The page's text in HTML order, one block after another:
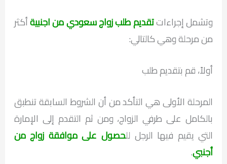
وتشمل إجراءاتتقديم طلب زواج سعودي من اجنبيةأكثر
من مرحلة وهي كالتالي:
أولاً، قم بتقديم طلب
المرحلة الأولى هي التأكد من أن الشروط السابقة تنطبق
بالكامل على طرفي الزواج، ومن ثم التقدم إلى الإمارة
التي يقيم فيها الرجل للحصول على موافقة زواج من
أجنبي.